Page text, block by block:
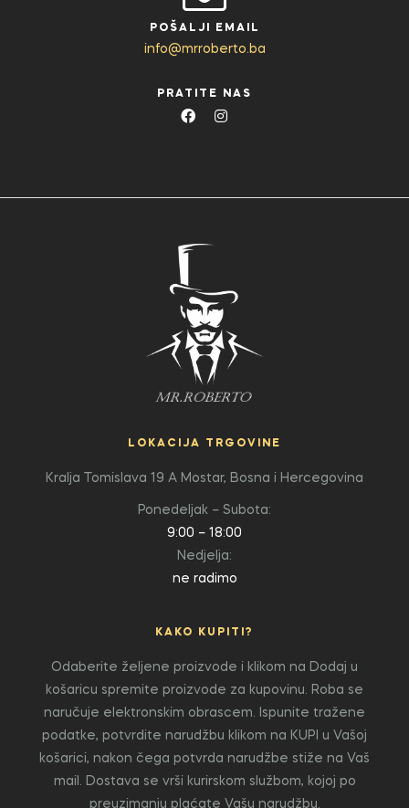
POŠALJI EMAIL
info@mrroberto.ba
PRATITE NAS
LOKACIJA TRGOVINE
Kralja Tomislava 19 A Mostar, Bosna i Hercegovina
Ponedeljak – Subota:
9:00 – 18:00
Nedjelja:
ne radimo
KAKO KUPITI?
Odaberite željene proizvode i klikom na Dodaj u
košaricu spremite proizvode za kupovinu. Roba se
naručuje elektronskim obrascem. Ispunite tražene
podatke, potvrdite narudžbu klikom na KUPI u Vašoj
košarici, nakon čega potvrda narudžbe stiže na Vaš
mail. Dostava se vrši kurirskom službom, kojoj po
preuzimanju plaćate Vašu narudžbu.